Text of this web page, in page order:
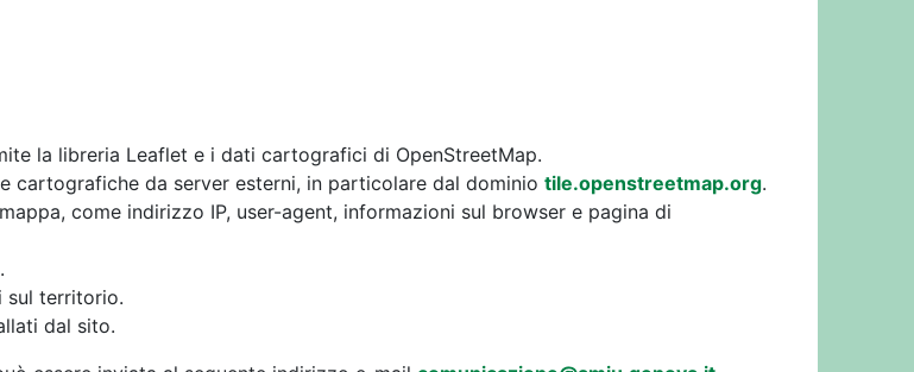
la libreria Leaflet e i dati cartografici di OpenStreetMap.
cartografiche da server esterni, in particolare dal dominio tile.openstreetmap.org.
come indirizzo IP, user-agent, informazioni sul browser e pagina di
sul territorio.
dal sito.